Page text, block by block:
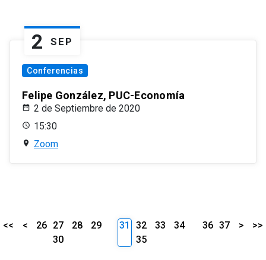
2 SEP
Conferencias
Felipe González, PUC-Economía
2 de Septiembre de 2020
15:30
Zoom
<< < 26 27 28
29
30
31 32 33
34
35
36 37 > >>